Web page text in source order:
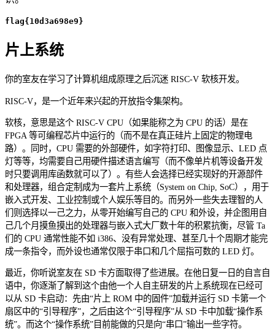
flag{10d3a698e9}
片上系统
你的室友在学习了计算机组成原理之后沉迷 RISC-V 软核开发。
RISC-V，是一个近年来兴起的开放指令集架构。
软核，意思是这个 RISC-V CPU（如果能称之为 CPU 的话）是在
FPGA 等可编程芯片中运行的（而不是在真正硅片上固定的物理电
路）。同时，CPU 需要的外部硬件，如字符打印、图像显示、LED 点
灯等等，均需要自己用硬件描述语言编写（而不像单片机等设备开发
时只要调用库函数就可以了）。有些人会选择已经实现好的开源部件
和处理器，组合定制成为一套片上系统（System on Chip, SoC），用于
嵌入式开发、工业控制或个人娱乐等目的。而另外一些失去理智的人
们则选择以一己之力，从零开始编写自己的 CPU 和外设，并企图用自
己几个月摸鱼摸出的处理器与嵌入式大厂数十年的积累抗衡，尽管 Ta
们的 CPU 通常性能不如 i386、没有异常处理、甚至几十个周期才能完
成一条指令，而外设也通常仅限于串口和几个屈指可数的 LED 灯。
最近，你听说室友在 SD 卡方面取得了些进展。在他日复一日的自言自
语中，你逐渐了解到这个由他一个人自主研发的片上系统现在已经可
以从 SD 卡启动：先由“片上 ROM 中的固件”加载并运行 SD 卡第一个
扇区中的“引导程序”，之后由这个“引导程序”从 SD 卡中加载“操作系
统”。而这个“操作系统”目前能做的只是向“串口”输出一些字符。